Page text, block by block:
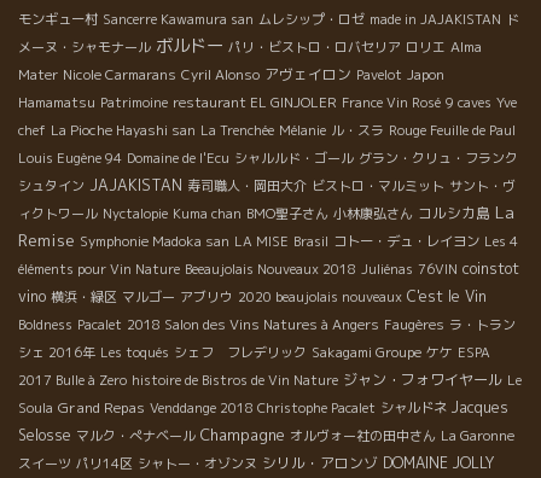
モンギュー村 Sancerre Kawamura san ムレシップ・ロゼ made in JAJAKISTAN ド
メーヌ・シャモナール ボルドー パリ・ビストロ・ロバセリア ロリエ Alma
Mater Nicole Carmarans Cyril Alonso アヴェイロン Pavelot Japon
Hamamatsu Patrimoine restaurant EL GINJOLER France Vin Rosé 9 caves Yve
chef La Pioche Hayashi san La Trenchée Mélanie ル・スラ Rouge Feuille de Paul
Louis Eugène 94 Domaine de l'Ecu シャルルド・ゴール グラン・クリュ・フランク
シュタイン JAJAKISTAN 寿司職人・岡田大介 ビストロ・マルミット サント・ヴ
ィクトワール Nyctalopie Kuma chan BMO聖子さん 小林康弘さん コルシカ島 La
Remise Symphonie Madoka san LA MISE Brasil コトー・デュ・レイヨン Les 4
éléments pour Vin Nature Beeaujolais Nouveaux 2018 Juliénas 76VIN coinstot
vino 横浜・緑区 マルゴー アブリウ 2020 beaujolais nouveaux C'est le Vin
Boldness Pacalet 2018 Salon des Vins Natures à Angers Faugères ラ・トラン
シェ 2016年 Les toqués シェフ フレデリック Sakagami Groupe ケケ ESPA
2017 Bulle à Zero histoire de Bistros de Vin Nature ジャン・フォワイヤール Le
Soula Grand Repas Venddange 2018 Christophe Pacalet シャルドネ Jacques
Selosse マルク・ぺナベール Champagne オルヴォー社の田中さん La Garonne
スイーツ パリ14区 シャトー・オゾンヌ シリル・アロンゾ DOMAINE JOLLY